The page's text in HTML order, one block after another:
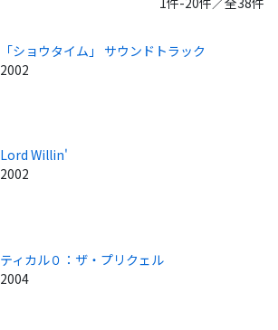
「ショウタイム」 サウンドトラック
2002
Lord Willin'
2002
ティカル０：ザ・プリクェル
2004